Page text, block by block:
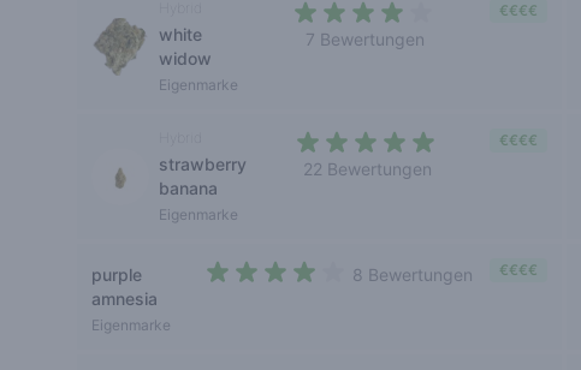
white
widow
Eigenmarke
7 Bewertungen
€€€€
strawberry
banana
Eigenmarke
22 Bewertungen
€€€€
purple
amnesia
Eigenmarke
8 Bewertungen €€€€